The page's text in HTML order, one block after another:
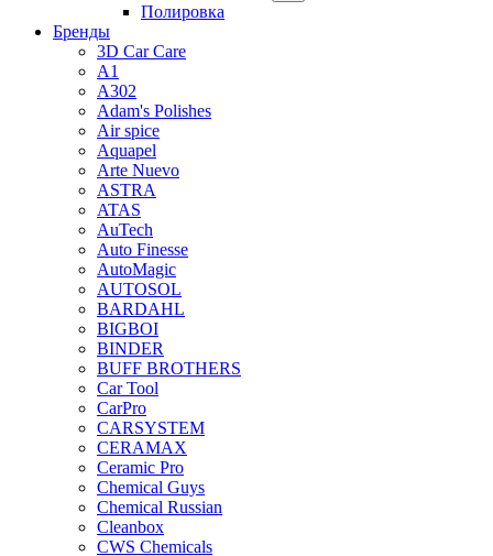
Полировка
Бренды
3D Car Care
A1
A302
Adam's Polishes
Air spice
Aquapel
Arte Nuevo
ASTRA
ATAS
AuTech
Auto Finesse
AutoMagic
AUTOSOL
BARDAHL
BIGBOI
BINDER
BUFF BROTHERS
Car Tool
CarPro
CARSYSTEM
CERAMAX
Ceramic Pro
Chemical Guys
Chemical Russian
Cleanbox
CWS Chemicals